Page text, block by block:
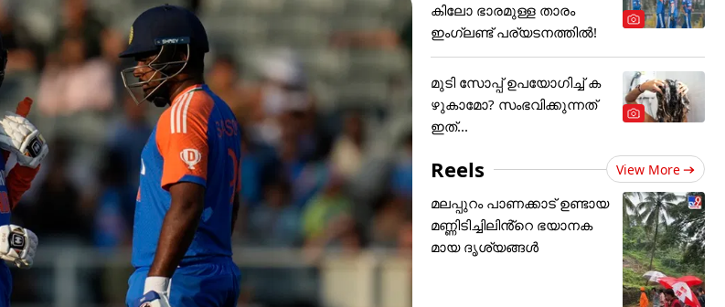
കിലോ ഭാരമുള്ള താരം
ഇംഗ്ലണ്ട് പര്യടനത്തില്‍!
മുടി സോപ്പ് ഉപയോഗിച്ച് ക
ഴുകാമോ? സംഭവിക്കുന്നത്
ഇത്...
Reels View More
മലപ്പുറം പാണക്കാട് ഉണ്ടായ
മണ്ണിടിച്ചിലിൻ്റെ ഭയാനക
മായ ദൃശ്യങ്ങൾ